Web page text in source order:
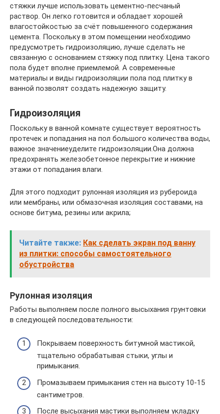
стяжки лучше использовать цементно-песчаный
раствор. Он легко готовится и обладает хорошей
влагостойкостью за счёт повышенного содержания
цемента. Поскольку в этом помещении необходимо
предусмотреть гидроизоляцию, лучше сделать не
связанную с основанием стяжку под плитку. Цена такого
пола будет вполне приемлемой. А современные
материалы и виды гидроизоляции пола под плитку в
ванной позволят создать надежную защиту.
Гидроизоляция
Поскольку в ванной комнате существует вероятность
протечек и попадания на пол большого количества воды,
важное значениеуделите гидроизоляции.Она должна
предохранять железобетонное перекрытие и нижние
этажи от попадания влаги.
Для этого подходит рулонная изоляция из рубероида
или мембраны, или обмазочная изоляция составами, на
основе битума, резины или акрила;
Читайте также: Как сделать экран под ванну
из плитки: способы самостоятельного
обустройства
Рулонная изоляция
Работы выполняем после полного высыхания грунтовки
в следующей последовательности:
Покрываем поверхность битумной мастикой,
тщательно обрабатывая стыки, углы и
примыкания.
Промазываем примыкания стен на высоту 10-15
сантиметров.
После высыхания мастики выполняем укладку